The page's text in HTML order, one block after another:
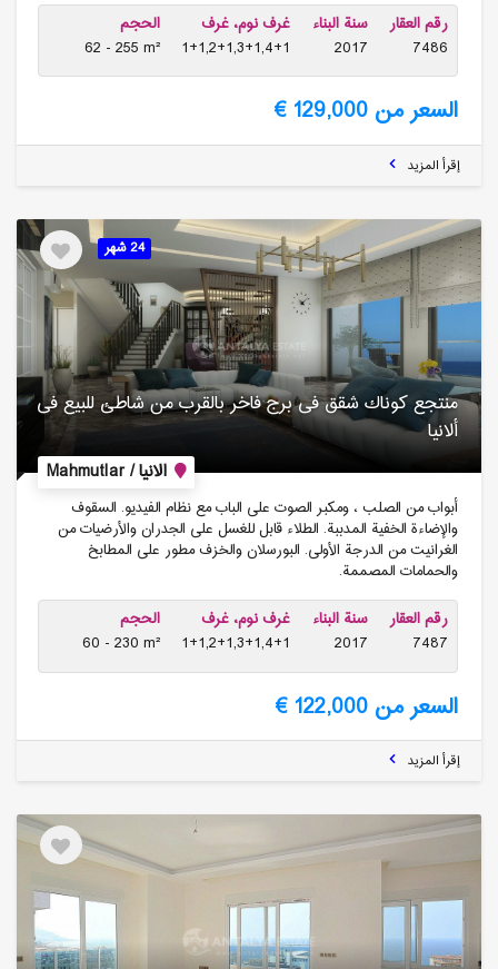
رقم العقار
7486
سنة البناء
2017
غرف نوم، غرف
1+1,2+1,3+1,4+1
الحجم
62 - 255 m²
السعر من 129,000 €
إقرأ المزيد
24 شهر
منتجع كوناك شقق فی برج فاخر بالقرب من شاطئ للبیع فی
ألانیا
الانيا / Mahmutlar
أبواب من الصلب ، ومكبر الصوت على الباب مع نظام الفيديو. السقوف
والإضاءة الخفية المدببة. الطلاء قابل للغسل على الجدران والأرضيات من
الغرانيت من الدرجة الأولى. البورسلان والخزف مطور على المطابخ
والحمامات المصممة.
رقم العقار
7487
سنة البناء
2017
غرف نوم، غرف
1+1,2+1,3+1,4+1
الحجم
60 - 230 m²
السعر من 122,000 €
إقرأ المزيد